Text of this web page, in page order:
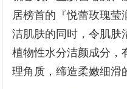
居榜首的『悦蕾玫瑰莹
洁肌肤的同时，令肌肤
植物性水分洁颜成分，
理角质，缔造柔嫩细滑